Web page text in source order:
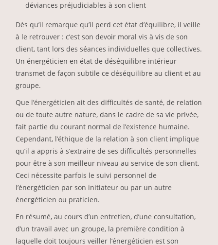
déviances préjudiciables à son client
Dès qu’il remarque qu’il perd cet état d’équilibre, il veille
à le retrouver : c’est son devoir moral vis à vis de son
client, tant lors des séances individuelles que collectives.
Un énergéticien en état de déséquilibre intérieur
transmet de façon subtile ce déséquilibre au client et au
groupe.
Que l’énergéticien ait des difficultés de santé, de relation
ou de toute autre nature, dans le cadre de sa vie privée,
fait partie du courant normal de l’existence humaine.
Cependant, l’éthique de la relation à son client implique
qu’il a appris à s’extraire de ses difficultés personnelles
pour être à son meilleur niveau au service de son client.
Ceci nécessite parfois le suivi personnel de
l’énergéticien par son initiateur ou par un autre
énergéticien ou praticien.
En résumé, au cours d’un entretien, d’une consultation,
d’un travail avec un groupe, la première condition à
laquelle doit toujours veiller l’énergéticien est son